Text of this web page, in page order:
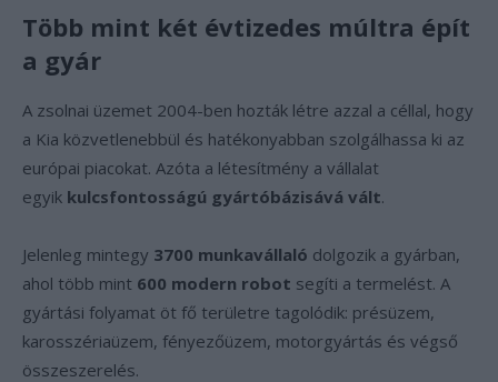
Több mint két évtizedes múltra épít
a gyár
A zsolnai üzemet 2004-ben hozták létre azzal a céllal, hogy
a Kia közvetlenebbül és hatékonyabban szolgálhassa ki az
európai piacokat. Azóta a létesítmény a vállalat
egyik kulcsfontosságú gyártóbázisává vált.
Jelenleg mintegy 3700 munkavállaló dolgozik a gyárban,
ahol több mint 600 modern robot segíti a termelést. A
gyártási folyamat öt fő területre tagolódik: présüzem,
karosszériaüzem, fényezőüzem, motorgyártás és végső
összeszerelés.